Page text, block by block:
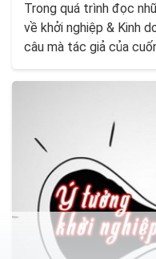
Trong quá trình đọc
về khởi nghiệp & Kinh
câu mà tác giả của